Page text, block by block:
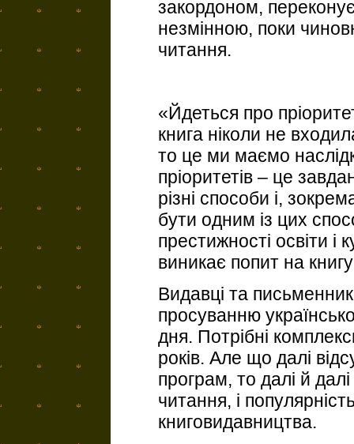
закордоном,
незмінною, поки
читання.
«Йдеться про
книга ніколи не
то це ми маємо
пріоритетів – це
різні способи і,
бути одним із цих
престижності освіти і
виникає попит на
Видавці та
просуванню
дня. Потрібні
років. Але що далі
програм, то далі й
читання, і
книговидавництва.